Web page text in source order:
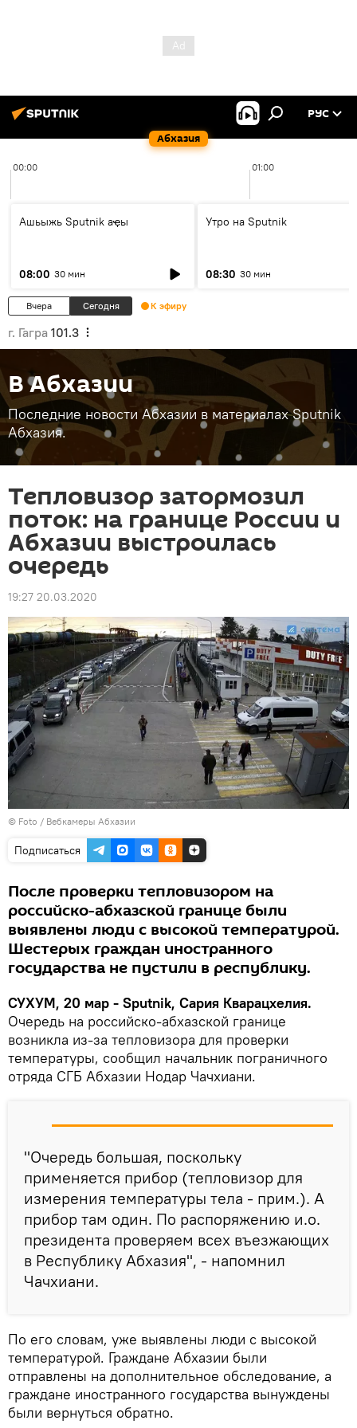
Абхазия
РУС
00:00 01:00
Ашьыжь Sputnik аҿы
08:00 30 мин
Утро на Sputnik
08:30 30 мин
Вчера Сегодня К эфиру
г. Гагра 101.3
В Абхазии
Последние новости Абхазии в материалах Sputnik
Абхазия.
Тепловизор затормозил
поток: на границе России и
Абхазии выстроилась
очередь
19:27 20.03.2020
© Foto / Вебкамеры Абхазии
Подписаться
После проверки тепловизором на
российско-абхазской границе были
выявлены люди с высокой температурой.
Шестерых граждан иностранного
государства не пустили в республику.
СУХУМ, 20 мар - Sputnik, Сария Кварацхелия.
Очередь на российско-абхазской границе
возникла из-за тепловизора для проверки
температуры, сообщил начальник пограничного
отряда СГБ Абхазии Нодар Чачхиани.
"Очередь большая, поскольку
применяется прибор (тепловизор для
измерения температуры тела - прим.). А
прибор там один. По распоряжению и.о.
президента проверяем всех въезжающих
в Республику Абхазия", - напомнил
Чачхиани.
По его словам, уже выявлены люди с высокой
температурой. Граждане Абхазии были
отправлены на дополнительное обследование, а
граждане иностранного государства вынуждены
были вернуться обратно.